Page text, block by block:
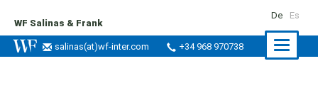
WF Salinas & Frank
salinas(at)wf-inter.com +34 968 970738
De Es